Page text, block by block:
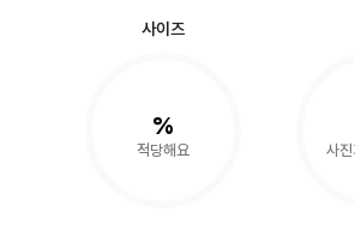
사이즈
%
적당해요 사